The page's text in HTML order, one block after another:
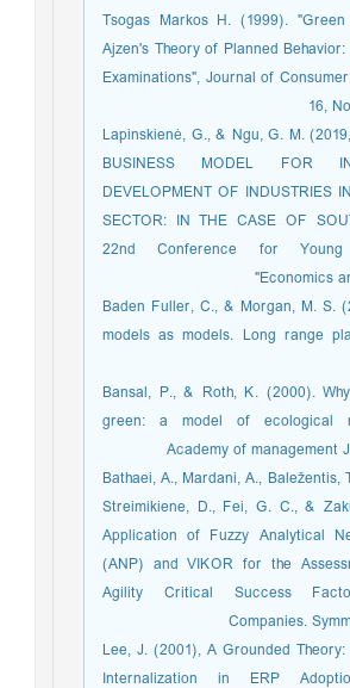
Tsogas Markos H. (1999).
Ajzen's Theory of Planned
Examinations", Journal of
16,
Lapinskienė, G., & Ngu, G. M.
BUSINESS MODEL FOR
DEVELOPMENT OF INDUSTRIES
SECTOR: IN THE CASE OF
22nd Conference for Young
Economics
Baden Fuller, C., & Morgan, M. S.
models as models. Long range
Bansal, P., & Roth, K. (2000).
green: a model of ecological
Academy of management
Bathaei, A., Mardani, A., Baležentis,
Streimikiene, D., Fei, G. C., &
Application of Fuzzy Analytical
(ANP) and VIKOR for the
Agility Critical Success
Companies.
Lee, J. (2001), A Grounded
Internalization in ERP